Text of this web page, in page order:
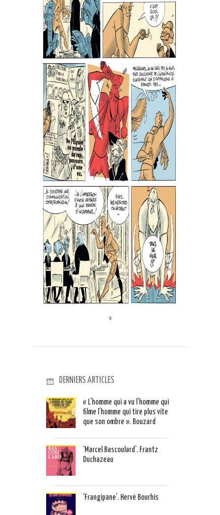
DERNIERS ARTICLES
« L’homme qui a vu l’homme qui
filme l’homme qui tire plus vite
que son ombre ». Bouzard
‘Marcel Bascoulard’. Frantz
Duchazeau
‘Frangipane’. Hervé Bourhis